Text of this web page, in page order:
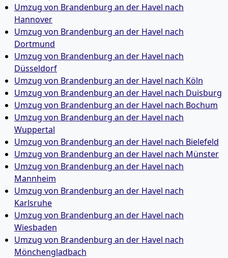
Umzug von Brandenburg an der Havel nach
Hannover
Umzug von Brandenburg an der Havel nach
Dortmund
Umzug von Brandenburg an der Havel nach
Düsseldorf
Umzug von Brandenburg an der Havel nach Köln
Umzug von Brandenburg an der Havel nach Duisburg
Umzug von Brandenburg an der Havel nach Bochum
Umzug von Brandenburg an der Havel nach
Wuppertal
Umzug von Brandenburg an der Havel nach Bielefeld
Umzug von Brandenburg an der Havel nach Münster
Umzug von Brandenburg an der Havel nach
Mannheim
Umzug von Brandenburg an der Havel nach
Karlsruhe
Umzug von Brandenburg an der Havel nach
Wiesbaden
Umzug von Brandenburg an der Havel nach
Mönchen­gladbach